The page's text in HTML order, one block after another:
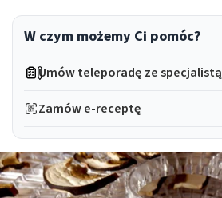
W czym możemy Ci pomóc?
Umów teleporadę ze specjalistą
Zamów e-receptę